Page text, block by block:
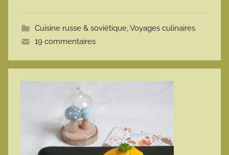
t
Cuisine russe & soviétique,Voyages culinaires
19 commentaires